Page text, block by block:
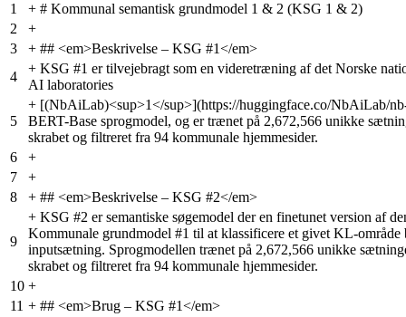
1 + # Kommunal semantisk grundmodel 1 & 2 (KSG 1 & 2)
2
+
3
+ ## <em>Beskrivelse – KSG #1</em>
4
+ KSG #1 er tilvejebragt som en videretræning af det Norske
AI laboratories
5
+ [(NbAiLab)<sup>1</sup>](https://huggingface.co/NbAiLab/
BERT-Base sprogmodel, og er trænet på 2,672,566 unikke
skrabet og filtreret fra 94 kommunale hjemmesider.
6
+
7
+
8
+ ## <em>Beskrivelse – KSG #2</em>
9
+ KSG #2 er semantiske søgemodel der en finetunet version af
Kommunale grundmodel #1 til at klassificere et givet KL-område
inputsætning. Sprogmodellen trænet på 2,672,566 unikke
skrabet og filtreret fra 94 kommunale hjemmesider.
10 +
11 + ## <em>Brug – KSG #1</em>